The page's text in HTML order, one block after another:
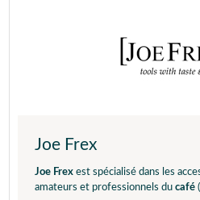
Joe Frex
Joe Frex est spécialisé dans les
amateurs et professionnels du café